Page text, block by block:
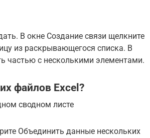
В окне Создание связи щелкните
из раскрывающегося списка. В
частью с несколькими элементами.
файлов Excel?
сводном листе
Объединить данные нескольких